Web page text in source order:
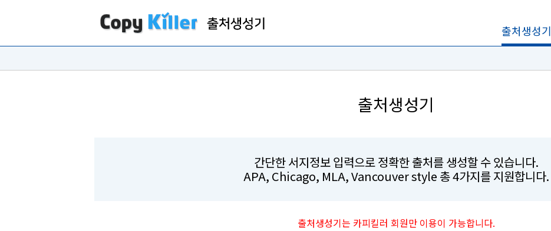
출처생성기
출처생성기
간단한 서지정보 입력으로 정확한 출처를 생성할 수 있습니다.
APA, Chicago, MLA, Vancouver style 총 4가지를 지원합니다.
출처생성기는 카피킬러 회원만 이용이 가능합니다.